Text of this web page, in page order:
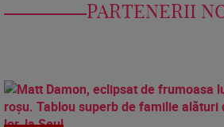
PARTENERII